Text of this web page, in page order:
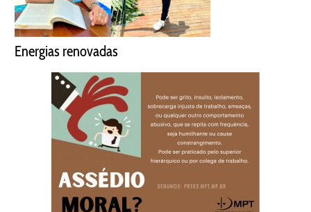
Energias renovadas